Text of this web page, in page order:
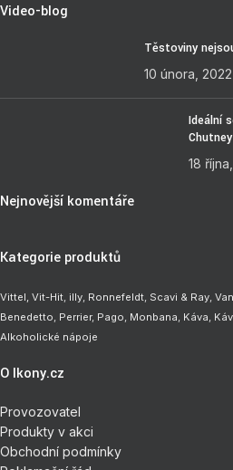
Video-blog
Těstoviny
10 února, 2022
Ideální
18
Nejnovější komentáře
Kategorie produktů
Vittel, Vit-Hit illy Ronnefeldt Scavi & Ray
Benedetto Perrier, Pago Monbana Káva
Alkoholické nápoje
O Ikony.cz
Provozovatel
Produkty v akci
Obchodní podmínky